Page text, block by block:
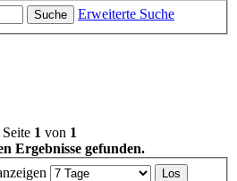
Suche Erweiterte Suche
1 von 1
Ergebnisse gefunden.